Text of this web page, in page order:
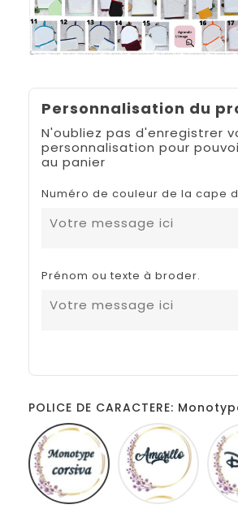
Personnalisation du
N'oubliez pas d'enregistrer
personnalisation pour
au panier
Numéro de couleur de la cape
Prénom ou texte à broder.
POLICE DE CARACTERE:
Monotype
corsiva